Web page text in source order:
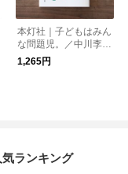
本灯社｜子どもはみん
な問題児。／中川李枝
子〈本灯社の本〉
1,265円
ランキング